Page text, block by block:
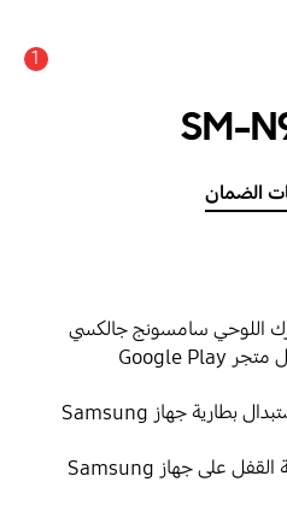
1
SM-
الضمان
اللوحي سامسونج جالكسي
كيفية استكشاف أخطاء تنزيل متجر Google Play
كيفية فحص أو إصلاح أو استبدال بطارية جهاز Samsung
اكتشف ميزات جديدة لشاشة القفل على جهاز Samsung